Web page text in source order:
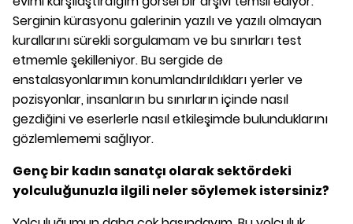
Serginin kürasyonu galerinin yazılı ve yazılı olmayan
kurallarını sürekli sorgulamam ve bu sınırları test
etmemle şekilleniyor. Bu sergide de
enstalasyonlarımın konumlandırıldıkları yerler ve
pozisyonlar, insanların bu sınırların içinde nasıl
gezdiğini ve eserlerle nasıl etkileşimde bulunduklarını
gözlemlememi sağlıyor.
Genç bir kadın sanatçı olarak sektördeki
yolculuğunuzla ilgili neler söylemek istersiniz?